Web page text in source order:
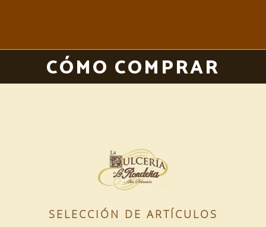
CÓMO COMPRAR
SELECCIÓN DE ARTÍCULOS